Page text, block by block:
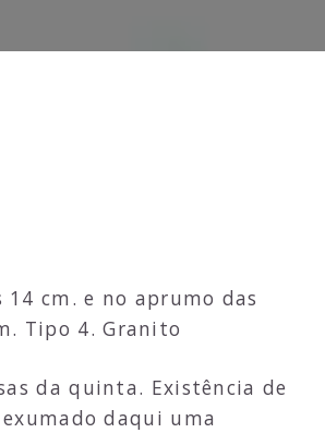
cm. e no aprumo das
Tipo 4. Granito
da quinta. Existência de
daqui uma